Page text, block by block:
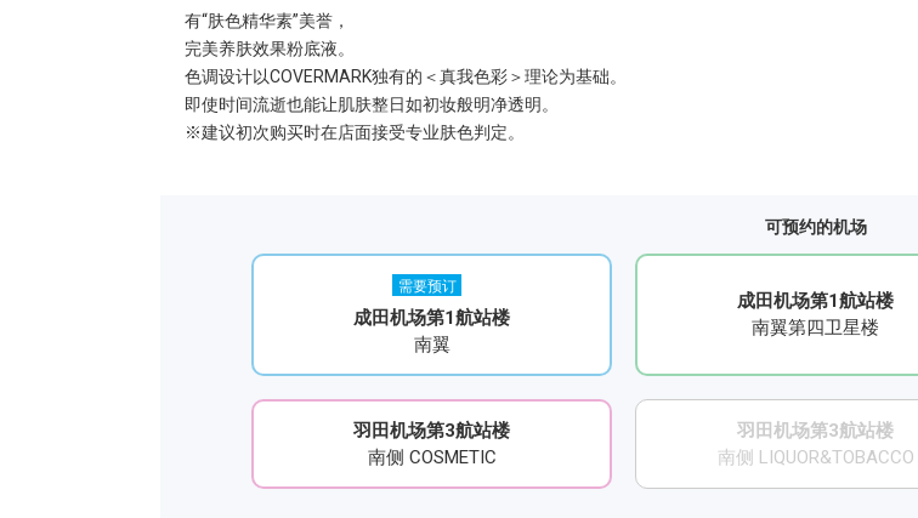
有“肤色精华素”美誉，
完美养肤效果粉底液。
色调设计以COVERMARK独有的＜真我色彩＞理论为基础。
即使时间流逝也能让肌肤整日如初妆般明净透明。
※建议初次购买时在店面接受专业肤色判定。
可预约的机场
需要预订
成田机场第1航站楼
南翼
成田机场第1航站楼
南翼第四卫星楼
羽田机场第3航站楼
南侧 COSMETIC
羽田机场第3航站楼
南侧 LIQUOR&TOBACCO